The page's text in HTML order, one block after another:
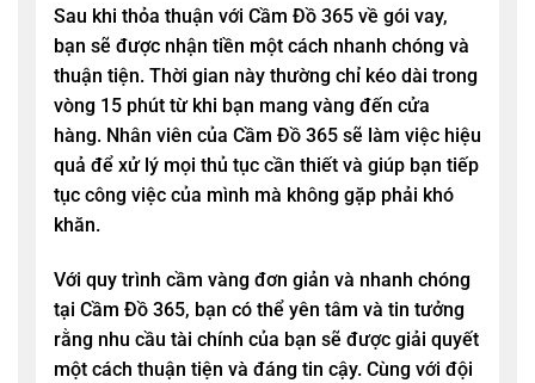
Sau khi thỏa thuận với Cầm Đồ 365 về gói vay,
bạn sẽ được nhận tiền một cách nhanh chóng và
thuận tiện. Thời gian này thường chỉ kéo dài trong
vòng 15 phút từ khi bạn mang vàng đến cửa
hàng. Nhân viên của Cầm Đồ 365 sẽ làm việc hiệu
quả để xử lý mọi thủ tục cần thiết và giúp bạn tiếp
tục công việc của mình mà không gặp phải khó
khăn.
Với quy trình cầm vàng đơn giản và nhanh chóng
tại Cầm Đồ 365, bạn có thể yên tâm và tin tưởng
rằng nhu cầu tài chính của bạn sẽ được giải quyết
một cách thuận tiện và đáng tin cậy. Cùng với đội